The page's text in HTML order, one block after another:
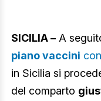
SICILIA – A
piano vaccini
in Sicilia si
del comparto